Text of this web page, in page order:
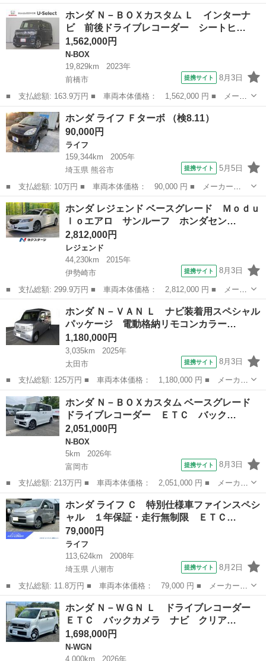
ー名： ホンダ ■ 車種名： シビック ■ グレード名： ハッチバ
ック 禁煙車 純正ナビ フルセグＴＶ Ｂｌｕｅｔｏｏｔｈ接続
バックモ...
群馬 シビック
ホンダ Ｎ－ＢＯＸカスタム Ｌ インターナ
ビ 前後ドライブレコーダー シートヒ…
1,562,000円
N-BOX
19,829km
2023年
前橋市
提携サイト 8月3日
■ 支払総額: 163.9万円 ■ 車両本体価格： 1,562,000 円 ■ メーカ
ー名： ホンダ ■ 車種名： Ｎ－ＢＯＸカスタム ■ グレード
名： Ｌ インターナビ 前後ドライブレコーダー シートヒータ
ー 渋滞追従機...
群馬 前橋市 N-BOX
ホンダ ライフ Ｆターボ （検8.11）
90,000円
ライフ
159,344km
2005年
埼玉県 熊谷市
提携サイト 5月5日
■ 支払総額: 10万円 ■ 車両本体価格： 90,000 円 ■ メーカー
名： ホンダ ■ 車種名： ライフ ■ グレード名： Ｆターボ ■
排気量： 660cc ■ ドア枚数： 5D ■ ミッション： AT4速 ■ 店...
埼玉 熊谷市 ライフ
ホンダ レジェンド ベースグレード Ｍｏｄｕ
ｌｏエアロ サンルーフ ホンダセン…
2,812,000円
レジェンド
44,230km
2015年
伊勢崎市
提携サイト 8月3日
■ 支払総額: 299.9万円 ■ 車両本体価格： 2,812,000 円 ■ メーカ
ー名： ホンダ ■ 車種名： レジェンド ■ グレード名： ベース
グレード Ｍｏｄｕｌｏエアロ サンルーフ ホンダセンシング ブ
ラインド...
レジェンド
ホンダ Ｎ－ＶＡＮ Ｌ ナビ装着用スペシャル
パッケージ 電動格納リモコンカラー…
1,180,000円
3,035km
2025年
太田市
提携サイト 8月3日
■ 支払総額: 125万円 ■ 車両本体価格： 1,180,000 円 ■ メーカー
名： ホンダ ■ 車種名： Ｎ－ＶＡＮ ■ グレード名： Ｌ ナビ
装着用スペシャルパッケージ 電動格納リモコンカラードアミラー
ナビ・フル...
群馬 太田市 ホンダ
ホンダ Ｎ－ＢＯＸカスタム ベースグレード
ドライブレコーダー ＥＴＣ バック…
2,051,000円
N-BOX
5km
2026年
富岡市
提携サイト 8月3日
■ 支払総額: 213万円 ■ 車両本体価格： 2,051,000 円 ■ メーカー
名： ホンダ ■ 車種名： Ｎ－ＢＯＸカスタム ■ グレード名：
ベースグレード ドライブレコーダー ＥＴＣ バックカメラ 両側
スライド・...
群馬 富岡市 N-BOX
ホンダ ライフ Ｃ 特別仕様車ファインスペシ
ャル １年保証・走行無制限 ＥＴＣ…
79,000円
ライフ
113,624km
2008年
埼玉県 八潮市
提携サイト 8月2日
■ 支払総額: 11.8万円 ■ 車両本体価格： 79,000 円 ■ メーカー
名： ホンダ ■ 車種名： ライフ ■ グレード名： Ｃ 特別仕様
車ファインスペシャル １年保証・走行無制限 ＥＴＣ ドライブレ
コーダー キー...
埼玉 八潮市 ライフ
ホンダ Ｎ－ＷＧＮ Ｌ ドライブレコーダー
ＥＴＣ バックカメラ ナビ クリア…
1,698,000円
N-WGN
4,000km
2026年